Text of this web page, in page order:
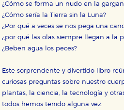
¿Cómo se forma un nudo en la
¿Cómo sería la Tierra sin la Luna?
¿Por qué a veces se nos pega una
¿por qué las olas siempre llegan a la
¿Beben agua los peces?
Este sorprendente y divertido libro
curiosas preguntas sobre nuestro
plantas, la ciencia, la tecnología y
todos hemos tenido alguna vez.
Cookies necesarias
Estas cookies son necesarias
nuestro sistema. Es posible
navegador, pero en ese caso
áreas de nuestra web dejen
correctamente.
Estas cookies se utilizan para
de navegación y optimizar el
servicios para que no tenga
vez que nos visita. La